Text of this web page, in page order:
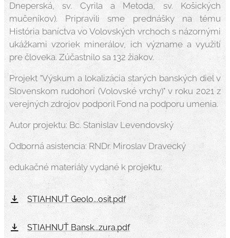
Dneperská, sv. Cyrila a Metoda, sv. Košických
mučeníkov). Pripravili sme prednášky na tému
História baníctva vo Volovských vrchoch s názornými
ukážkami vzoriek minerálov, ich význame a využití
pre človeka. Zúčastnilo sa 132 žiakov.
Projekt "Výskum a lokalizácia starých banských diel v
Slovenskom rudohorí (Volovské vrchy)" v roku 2021 z
verejných zdrojov podporil Fond na podporu umenia.
Autor projektu: Bc. Stanislav Levendovský
Odborná asistencia: RNDr. Miroslav Dravecký
edukačné materiály vydané k projektu:
STIAHNUŤ Geolo...osit.pdf
STIAHNUŤ Bansk...zura.pdf